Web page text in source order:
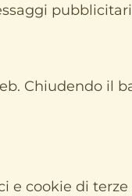
Chiudendo il
e cookie di